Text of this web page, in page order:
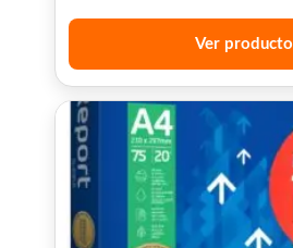
Ver producto